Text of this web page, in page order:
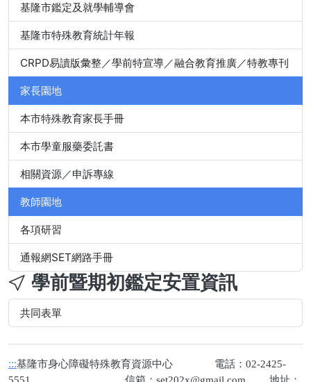
基隆市鑑定及就學輔導會
基隆市特殊教育統計年報
CRPD易讀版彙整／學前特宣導／融合教育推廣／特教專刊
家長園地
本市特殊教育家長手冊
本市學童服藥委託書
相關資源／申訴專線
教師園地
各項研習
通報網SET網路手冊
學前暨期初鑑定安置資訊
共同表單
:::基隆市身心障礙特殊教育資源中心 電話：02-2425-
5551 信箱： set202x@gmail.com 地址：